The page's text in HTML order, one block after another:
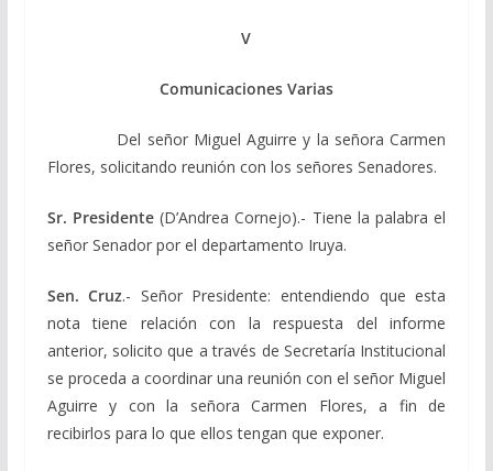
V
Comunicaciones Varias
Del señor Miguel Aguirre y la señora Carmen
Flores, solicitando reunión con los señores Senadores.
Sr. Presidente(D’Andrea Cornejo).- Tiene la palabra el
señor Senador por el departamento Iruya.
Sen. Cruz.- Señor Presidente: entendiendo que esta
nota tiene relación con la respuesta del informe
anterior, solicito que a través de Secretaría Institucional
se proceda a coordinar una reunión con el señor Miguel
Aguirre y con la señora Carmen Flores, a fin de
recibirlos para lo que ellos tengan que exponer.